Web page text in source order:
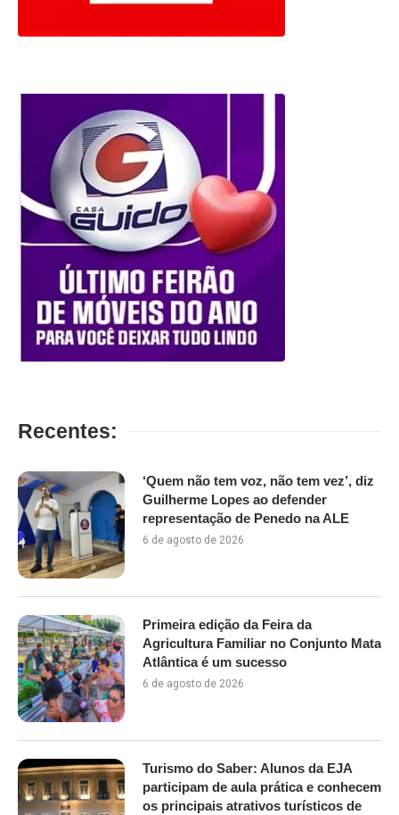
Recentes:
‘Quem não tem voz, não tem vez’, diz
Guilherme Lopes ao defender
representação de Penedo na ALE
6 de agosto de 2026
Primeira edição da Feira da
Agricultura Familiar no Conjunto Mata
Atlântica é um sucesso
6 de agosto de 2026
Turismo do Saber: Alunos da EJA
participam de aula prática e conhecem
os principais atrativos turísticos de